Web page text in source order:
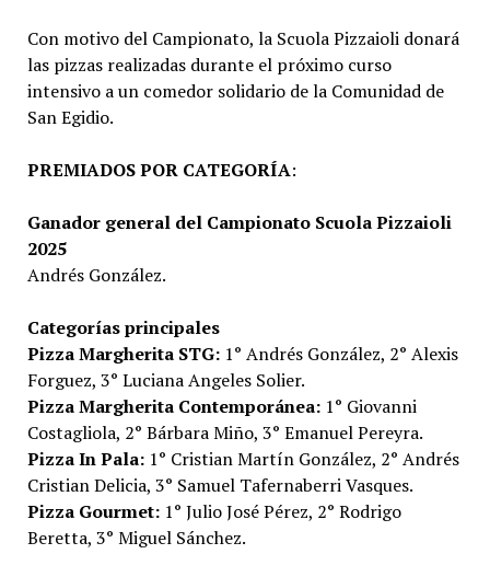
Con motivo del Campionato, la Scuola Pizzaioli donará
las pizzas realizadas durante el próximo curso
intensivo a un comedor solidario de la Comunidad de
San Egidio.
PREMIADOS POR CATEGORÍA:
Ganador general del Campionato Scuola Pizzaioli
2025
Andrés González.
Categorías principales
Pizza Margherita STG:1° Andrés González, 2° Alexis
Forguez, 3° Luciana Angeles Solier.
Pizza Margherita Contemporánea:1° Giovanni
Costagliola, 2° Bárbara Miño, 3° Emanuel Pereyra.
Pizza In Pala:1° Cristian Martín González, 2° Andrés
Cristian Delicia, 3° Samuel Tafernaberri Vasques.
Pizza Gourmet:1° Julio José Pérez, 2° Rodrigo
Beretta, 3° Miguel Sánchez.